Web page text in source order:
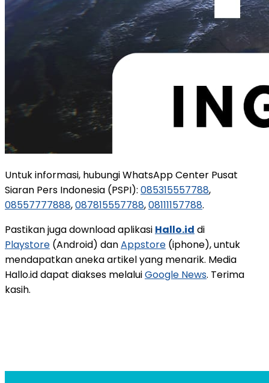
Untuk informasi, hubungi WhatsApp Center Pusat
Siaran Pers Indonesia (PSPI): 085315557788,
08557777888,087815557788,08111157788.
Pastikan juga download aplikasi Hallo.id di
Playstore (Android) danAppstore (iphone), untuk
mendapatkan aneka artikel yang menarik. Media
Hallo.id dapat diakses melaluiGoogle News. Terima
kasih.